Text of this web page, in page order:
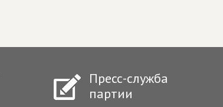
Пресс-служба
партии